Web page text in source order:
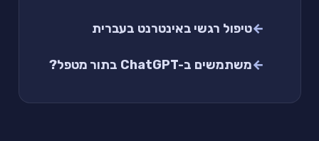
טיפול רגשי באינטרנט בעברית
משתמשים ב-ChatGPT בתור מטפל?